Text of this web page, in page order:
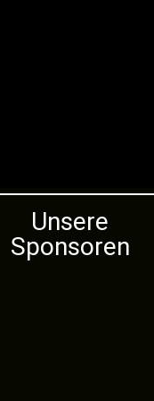
Unsere
Sponsoren